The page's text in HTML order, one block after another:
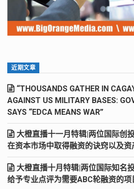
近期文章
“THOUSANDS GATHER IN
AGAINST US MILITARY BASES:
SAYS “EDCA MEANS WAR”
大橙直播十一月特辑|两位国际创
在资本市场中取得融资的诀窍以及资
大橙直播十月特辑|两位国际知名
给予专业点评为需要ABC轮融资的项